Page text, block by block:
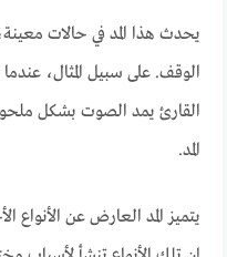
يحدث هذا المد في حالات
الوقف. على سبيل المثال،
القارئ يمد الصوت بشكل
المد.
يتميز المد العارض عن الأنواع